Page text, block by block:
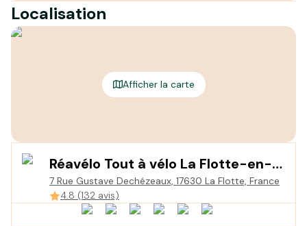
Localisation
Afficher la carte
Réavélo Tout à vélo La Flotte-en-
Ré
7 Rue Gustave Dechézeaux, 17630 La Flotte, France
4.8 (132 avis)